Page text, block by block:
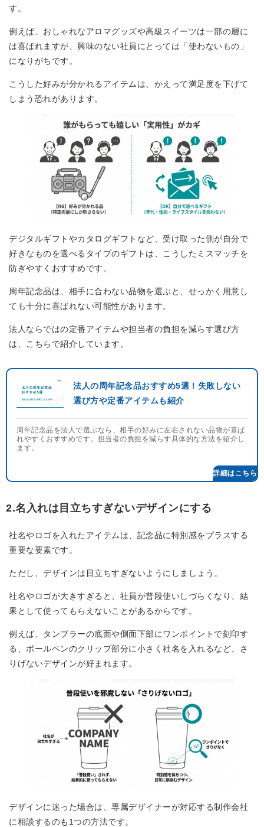
す。
例えば、おしゃれなアロマグッズや高級スイーツは一部の層に
は喜ばれますが、興味のない社員にとっては「使わないもの」
になりがちです。
こうした好みが分かれるアイテムは、かえって満足度を下げて
しまう恐れがあります。
デジタルギフトやカタログギフトなど、受け取った側が自分で
好きなものを選べるタイプのギフトは、こうしたミスマッチを
防ぎやすくおすすめです。
周年記念品は、相手に合わない品物を選ぶと、せっかく用意し
ても十分に喜ばれない可能性があります。
法人ならではの定番アイテムや担当者の負担を減らす選び方
は、こちらで紹介しています。
法人の周年記念品おすすめ5選！失敗しない
選び方や定番アイテムも紹介
周年記念品を法人で選ぶなら、相手の好みに左右されない品物が喜ば
れやすくおすすめです。担当者の負担を減らす具体的な方法を紹介し
ます。
2.名入れは目立ちすぎないデザインにする
社名やロゴを入れたアイテムは、記念品に特別感をプラスする
重要な要素です。
ただし、デザインは目立ちすぎないようにしましょう。
社名やロゴが大きすぎると、社員が普段使いしづらくなり、結
果として使ってもらえないことがあるからです。
例えば、タンブラーの底面や側面下部にワンポイントで刻印す
る、ボールペンのクリップ部分に小さく社名を入れるなど、さ
りげないデザインが好まれます。
デザインに迷った場合は、専属デザイナーが対応する制作会社
に相談するのも1つの方法です。